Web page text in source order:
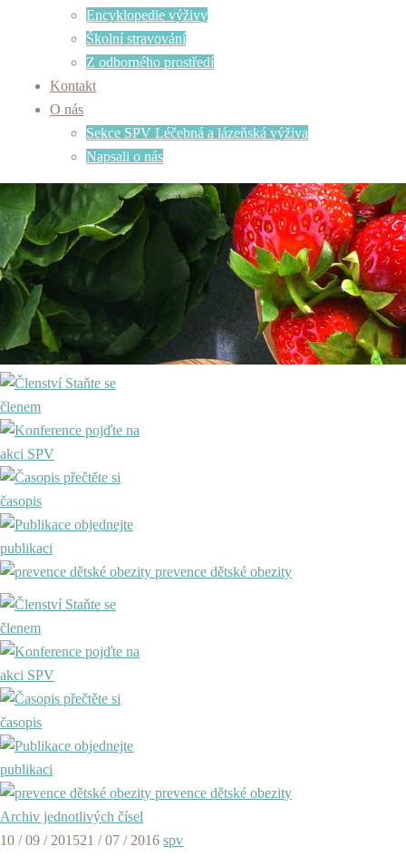
Encyklopedie výživy
Školní stravování
Z odborného prostředí
Kontakt
O nás
Sekce SPV Léčebná a lázeňská výživa
Napsali o nás
Staňte se
členem
pojďte na
akci SPV
přečtěte si
časopis
objednejte
publikaci
prevence dětské obezity
Staňte se
členem
pojďte na
akci SPV
přečtěte si
časopis
objednejte
publikaci
prevence dětské obezity
Archiv jednotlivých čísel
10 / 09 / 201521 / 07 / 2016 spv